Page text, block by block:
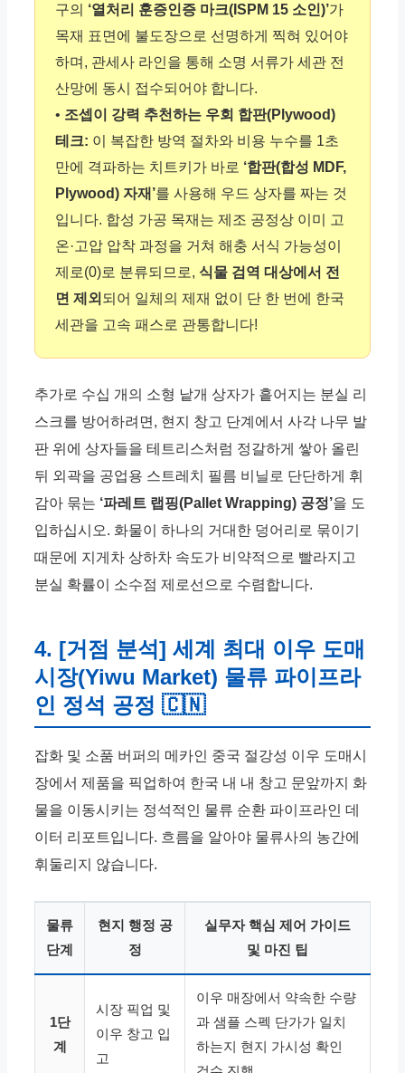
구의 ‘열처리 훈증인증 마크(ISPM 15 소인)’가
목재 표면에 불도장으로 선명하게 찍혀 있어야
하며, 관세사 라인을 통해 소명 서류가 세관 전
산망에 동시 접수되어야 합니다.
• 조셉이 강력 추천하는 우회 합판(Plywood)
테크: 이 복잡한 방역 절차와 비용 누수를 1초
만에 격파하는 치트키가 바로 ‘합판(합성 MDF,
Plywood) 자재’를 사용해 우드 상자를 짜는 것
입니다. 합성 가공 목재는 제조 공정상 이미 고
온·고압 압착 과정을 거쳐 해충 서식 가능성이
제로(0)로 분류되므로, 식물 검역 대상에서 전
면 제외 되어 일체의 제재 없이 단 한 번에 한국
세관을 고속 패스로 관통합니다!
추가로 수십 개의 소형 낱개 상자가 흩어지는 분실 리
스크를 방어하려면, 현지 창고 단계에서 사각 나무 발
판 위에 상자들을 테트리스처럼 정갈하게 쌓아 올린
뒤 외곽을 공업용 스트레치 필름 비닐로 단단하게 휘
감아 묶는 ‘파레트 랩핑(Pallet Wrapping) 공정’을 도
입하십시오. 화물이 하나의 거대한 덩어리로 묶이기
때문에 지게차 상하차 속도가 비약적으로 빨라지고
분실 확률이 소수점 제로선으로 수렴합니다.
4. [거점 분석] 세계 최대 이우 도매
시장(Yiwu Market) 물류 파이프라
인 정석 공정 🇨🇳
잡화 및 소품 버퍼의 메카인 중국 절강성 이우 도매시
장에서 제품을 픽업하여 한국 내 내 창고 문앞까지 화
물을 이동시키는 정석적인 물류 순환 파이프라인 데
이터 리포트입니다. 흐름을 알아야 물류사의 농간에
휘둘리지 않습니다.
물류
단계
현지 행정 공
정
실무자 핵심 제어 가이드
및 마진 팁
1단
계
시장 픽업 및
이우 창고 입
고
이우 매장에서 약속한 수량
과 샘플 스펙 단가가 일치
하는지 현지 가시성 확인